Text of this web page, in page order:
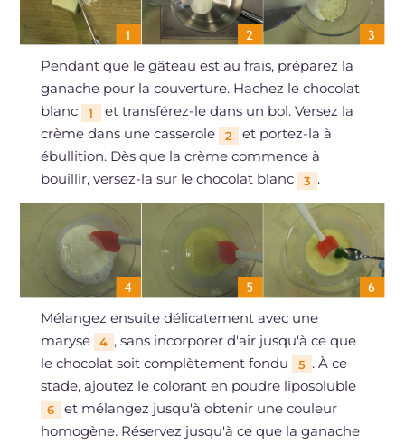
Pendant que le gâteau est au frais, préparez la
ganache pour la couverture. Hachez le chocolat
blanc
1
et transférez-le dans un bol. Versez la
crème dans une casserole
2
et portez-la à
ébullition. Dès que la crème commence à
bouillir, versez-la sur le chocolat blanc
3 .
Mélangez ensuite délicatement avec une
maryse
4 , sans incorporer d'air jusqu'à ce que
le chocolat soit complètement fondu
5 . À ce
stade, ajoutez le colorant en poudre liposoluble
6
et mélangez jusqu'à obtenir une couleur
homogène. Réservez jusqu'à ce que la ganache